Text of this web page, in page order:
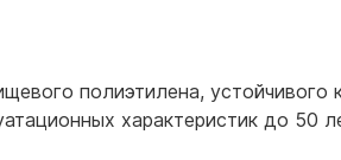
полиэтилена,
характеристик до 50